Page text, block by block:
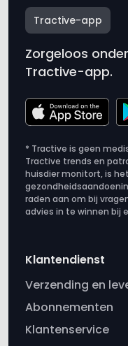
Zorgeloos
Tractive-app.
* Tractive is geen
Tractive trends en
raden aan om bij
advies in te winnen bij
Klantendienst
Abonnementen
Klantenservice
Trackervergelijking
Aankoop